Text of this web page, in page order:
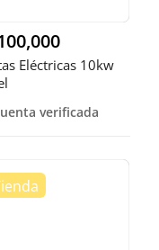
Eléctricas 10kw
verificada